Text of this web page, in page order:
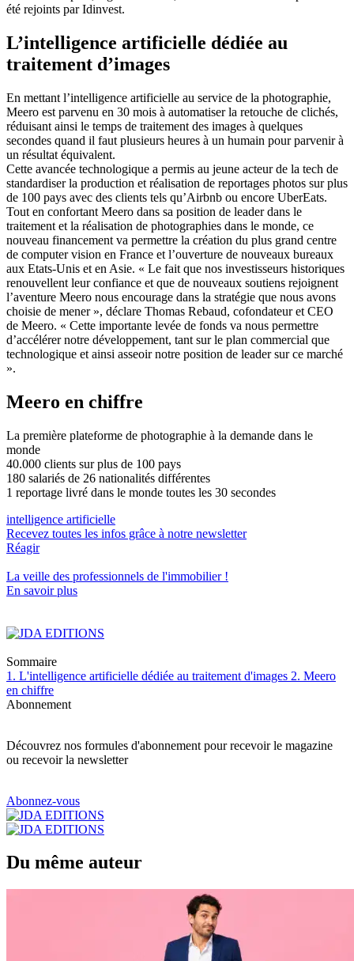
été rejoints par Idinvest.
L’intelligence artificielle dédiée au
traitement d’images
En mettant l’intelligence artificielle au service de la photographie,
Meero est parvenu en 30 mois à automatiser la retouche de clichés,
réduisant ainsi le temps de traitement des images à quelques
secondes quand il faut plusieurs heures à un humain pour parvenir à
un résultat équivalent.
Cette avancée technologique a permis au jeune acteur de la tech de
standardiser la production et réalisation de reportages photos sur plus
de 100 pays avec des clients tels qu’Airbnb ou encore UberEats.
Tout en confortant Meero dans sa position de leader dans le
traitement et la réalisation de photographies dans le monde, ce
nouveau financement va permettre la création du plus grand centre
de computer vision en France et l’ouverture de nouveaux bureaux
aux Etats-Unis et en Asie. « Le fait que nos investisseurs historiques
renouvellent leur confiance et que de nouveaux soutiens rejoignent
l’aventure Meero nous encourage dans la stratégie que nous avons
choisie de mener », déclare Thomas Rebaud, cofondateur et CEO
de Meero. « Cette importante levée de fonds va nous permettre
d’accélérer notre développement, tant sur le plan commercial que
technologique et ainsi asseoir notre position de leader sur ce marché
».
Meero en chiffre
La première plateforme de photographie à la demande dans le
monde
40.000 clients sur plus de 100 pays
180 salariés de 26 nationalités différentes
1 reportage livré dans le monde toutes les 30 secondes
intelligence artificielle
Recevez toutes les infos grâce à notre newsletter
Réagir
La veille des professionnels de l'immobilier!
En savoir plus
Sommaire
1. L'intelligence artificielle dédiée au traitement d'images 2. Meero
en chiffre
Abonnement
Découvrez nos formules d'abonnement pour recevoir le magazine
ou recevoir la newsletter
Abonnez-vous
Du même auteur